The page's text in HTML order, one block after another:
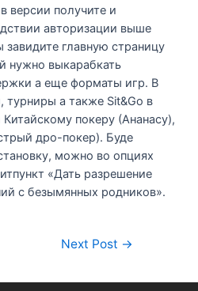
версии получите и
авторизации выше
главную страницу
нужно выкарабкать
а еще форматы игр. В
а также Sit&Go в
покеру (Ананасу),
дро-покер). Буде
можно во опциях
«Дать разрешение
с безымянных родников».
Next Post →